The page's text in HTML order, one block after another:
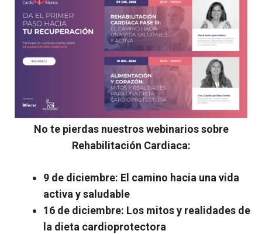
No te pierdas nuestros webinarios sobre
Rehabilitación Cardiaca:
9 de diciembre: El camino hacia una vida
activa y saludable
16 de diciembre: Los mitos y realidades de
la dieta cardioprotectora